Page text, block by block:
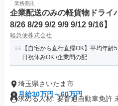
業務委託
企業配送のみの軽貨物ドライ
8/26 8/29 9/2 9/9 9/12 9/16】
軽急便株式会社
【自宅から直行直帰OK】平均年
日祝休みOK /企業間の配...
埼玉県さいたま市
月給30万円～60万円
求める人材: 要普通自動車免許